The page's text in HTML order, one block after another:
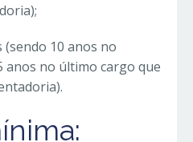
(sendo 10 anos no
anos no último cargo que